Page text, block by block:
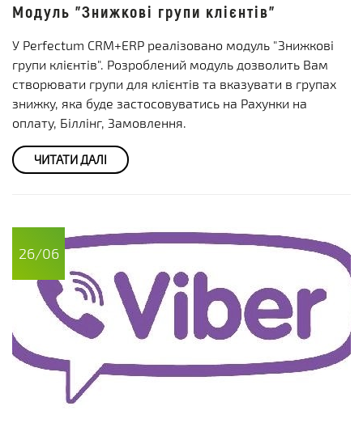
Модуль "Знижкові групи клієнтів"
У Perfectum CRM+ERP реалізовано модуль "Знижкові
групи клієнтів". Розроблений модуль дозволить Вам
створювати групи для клієнтів та вказувати в групах
знижку, яка буде застосовуватись на Рахунки на
оплату, Біллінг, Замовлення.
ЧИТАТИ ДАЛІ
26/06